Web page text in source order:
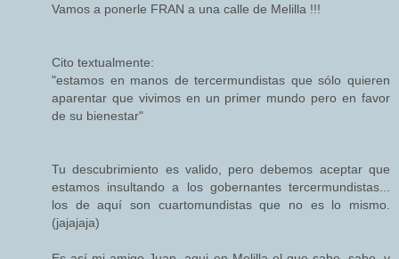
Vamos a ponerle FRAN a una calle de Melilla !!!
Cito textualmente:
"estamos en manos de tercermundistas que sólo quieren
aparentar que vivimos en un primer mundo pero en favor
de su bienestar"
Tu descubrimiento es valido, pero debemos aceptar que
estamos insultando a los gobernantes tercermundistas...
los de aquí son cuartomundistas que no es lo mismo.
(jajajaja)